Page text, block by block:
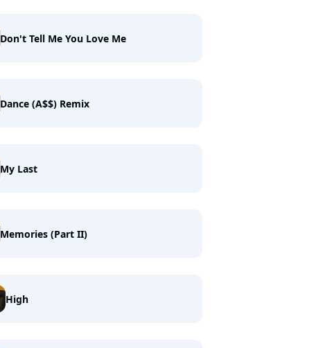
Don't Tell Me You Love Me
Dance (A$$) Remix
My Last
Memories (Part II)
High